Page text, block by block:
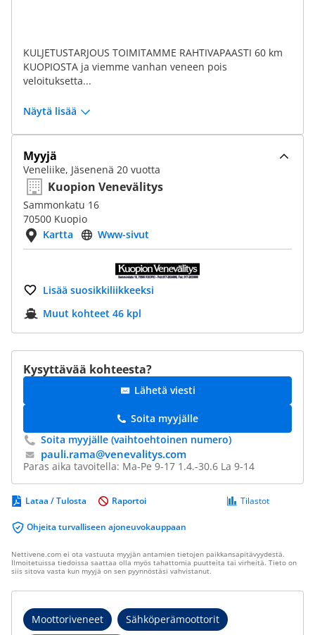
KULJETUSTARJOUS TOIMITAMME RAHTIVAPAASTI 60 km
KUOPIOSTA ja viemme vanhan veneen pois
veloituksetta...
Näytä lisää
Myyjä
Veneliike, Jäsenenä 20 vuotta
Kuopion Venevälitys
Sammonkatu 16
70500 Kuopio
Kartta
Www-sivut
Lisää suosikkiliikkeeksi
Muut kohteet 46 kpl
Kysyttävää kohteesta?
Lähetä viesti
Soita myyjälle
Soita myyjälle (vaihtoehtoinen numero)
pauli.rama@​venevalitys.com
Paras aika tavoitella: Ma-Pe 9-17 1.4.-30.6 La 9-14
Lataa / Tulosta
Ohjeita turvalliseen ajoneuvokauppaan
Tilastot
Raportoi
Nettivene.com ei ota vastuuta myyjän antamien tietojen paikkansapitävyydestä.
Ilmoitetuissa tiedoissa saattaa olla myös tahattomia puutteita tai virheitä. Tieto on
siis sitova vasta kun myyjä on sen pyynnöstäsi vahvistanut.
Moottoriveneet Sähköperämoottorit